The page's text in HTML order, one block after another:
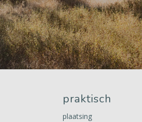
praktisch
plaatsing